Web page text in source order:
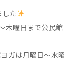
した
木曜日まで公民
ガは月曜日〜水